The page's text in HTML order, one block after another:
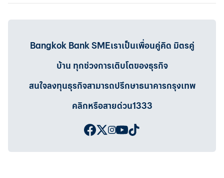
Bangkok Bank SMEเราเป็นเพื่อนคู่คิด มิตรคู่
บ้าน ทุกช่วงการเติบโตของธุรกิจ
สนใจลงทุนธุรกิจสามารถปรึกษาธนาคารกรุงเทพ
คลิกหรือสายด่วน1333